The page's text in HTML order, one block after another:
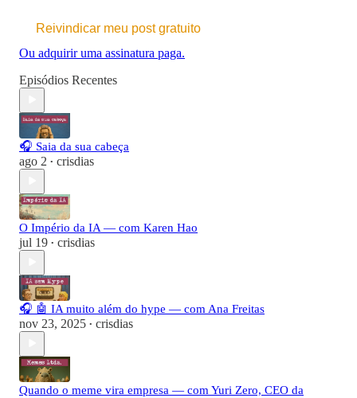
Reivindicar meu post gratuito
Ou adquirir uma assinatura paga.
Episódios Recentes
🎧 Saia da sua cabeça
ago 2 • crisdias
O Império da IA — com Karen Hao
jul 19 • crisdias
🎧 🤖 IA muito além do hype — com Ana Freitas
nov 23, 2025 • crisdias
Quando o meme vira empresa — com Yuri Zero, CEO da